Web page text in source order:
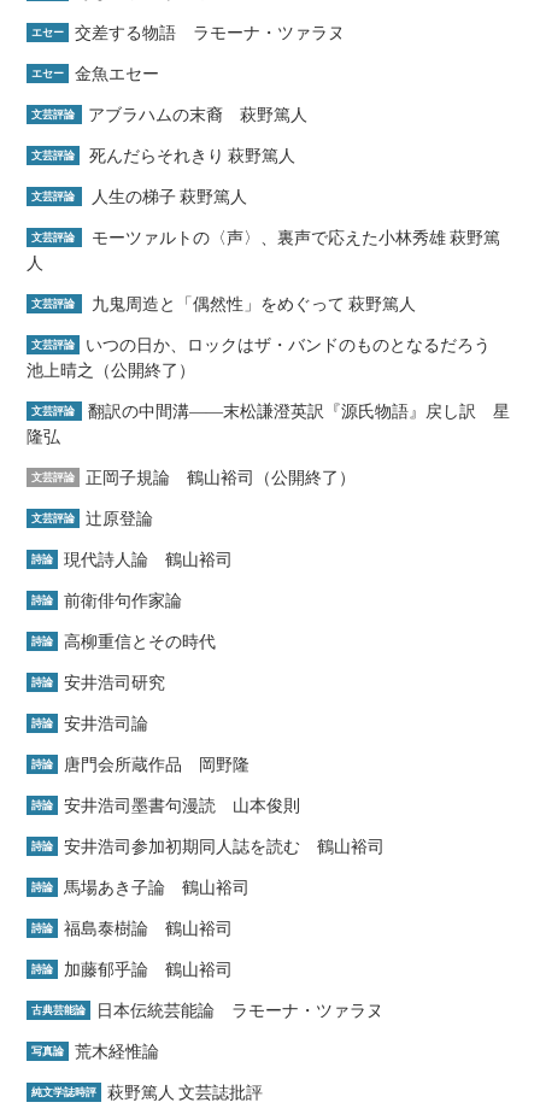
エセー 交差する物語 ラモーナ・ツァラヌ
エセー 金魚エセー
文芸評論 アブラハムの末裔 萩野篤人
文芸評論 死んだらそれきり 萩野篤人
文芸評論 人生の梯子 萩野篤人
文芸評論
モーツァルトの〈声〉、裏声で応えた小林秀雄 萩野篤
人
文芸評論 九鬼周造と「偶然性」をめぐって 萩野篤人
文芸評論
いつの日か、ロックはザ・バンドのものとなるだろう
池上晴之（公開終了）
文芸評論
翻訳の中間溝――末松謙澄英訳『源氏物語』戻し訳 星
隆弘
文芸評論 正岡子規論 鶴山裕司（公開終了）
文芸評論 辻原登論
詩論 現代詩人論 鶴山裕司
詩論 前衛俳句作家論
詩論 高柳重信とその時代
詩論 安井浩司研究
詩論 安井浩司論
詩論 唐門会所蔵作品 岡野隆
詩論 安井浩司墨書句漫読 山本俊則
詩論 安井浩司参加初期同人誌を読む 鶴山裕司
詩論 馬場あき子論 鶴山裕司
詩論 福島泰樹論 鶴山裕司
詩論 加藤郁乎論 鶴山裕司
古典芸能論 日本伝統芸能論 ラモーナ・ツァラヌ
写真論 荒木経惟論
純文学誌時評 萩野篤人 文芸誌批評